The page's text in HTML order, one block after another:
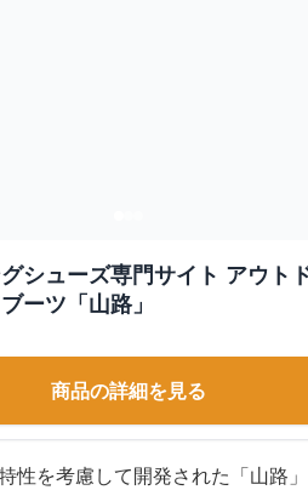
シューズ専門サイト アウト
ーツ「山路」
商品の詳細を見る
性を考慮して開発された「山路